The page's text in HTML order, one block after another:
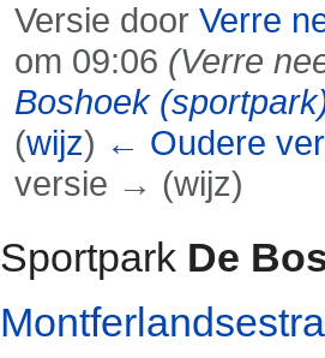
Versie door Verre
om 09:06 (Verre
Boshoek
(wijz) ← Oudere
versie → (wijz)
Sportpark De